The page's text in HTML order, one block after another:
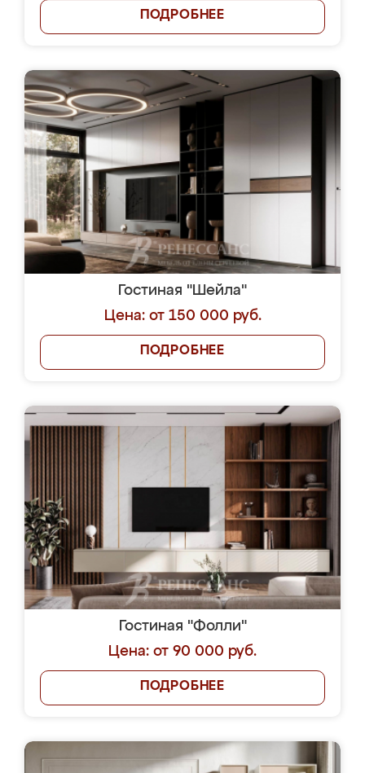
ПОДРОБНЕЕ
Гостиная "Шейла"
Цена: от 150 000 руб.
ПОДРОБНЕЕ
Гостиная "Фолли"
Цена: от 90 000 руб.
ПОДРОБНЕЕ